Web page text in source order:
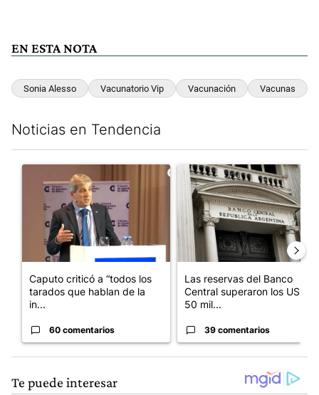
EN ESTA NOTA
Sonia Alesso Vacunatorio Vip Vacunación Vacunas
Noticias en Tendencia
Un artículo de tendencia con el título "Caputo criticó a “todos
Caputo criticó a “todos los
tarados que hablan de la
in...
60 comentarios
Un artículo de tendencia
Las reservas del Banco
Central superaron los US$
50 mil...
39 comentarios